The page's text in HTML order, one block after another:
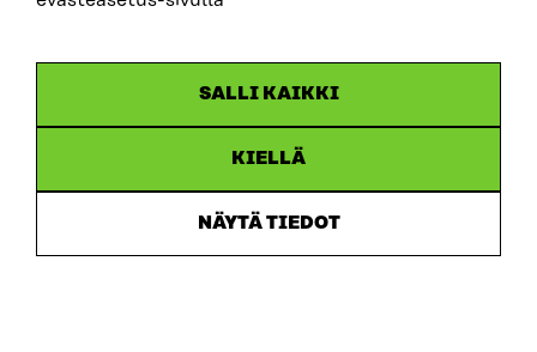
SALLI KAIKKI
KIELLÄ
NÄYTÄ TIEDOT
Eduskunnan julkiset www-palvelut ovat
hyvin tietoa eduskunnan tehtävästä ja